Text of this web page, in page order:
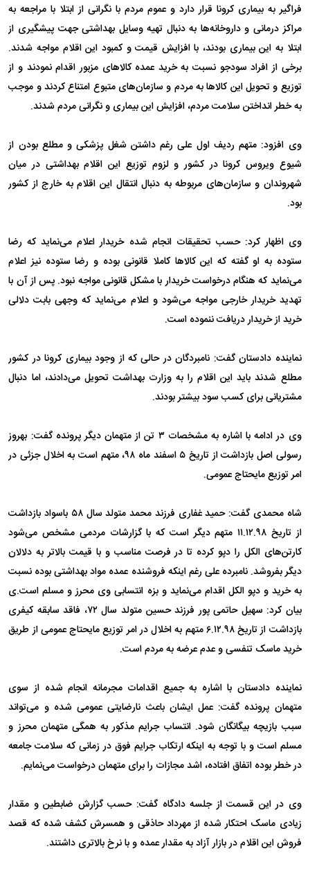
فراگیر به بیماری کرونا قرار دارد و عموم مردم با نگرانی از ابتلا با مراجعه به
مراکز درمانی و داروخانه‌ها به دنبال تهیه وسایل بهداشتی جهت پیشگیری از
ابتلا به این بیماری بودند، با افزایش قیمت و کمبود این اقلام مواجه شدند.
برخی از افراد سودجو نسبت به خرید عمده کالا‌های مزبور اقدام نمودند و از
توزیع و تحویل این کالا‌ها به مردم و سازمان‌های متبوع امتناع کردند و موجب
به خطر انداختن سلامت مردم، افزایش این بیماری و نگرانی مردم شدند.
وی افزود: متهم ردیف اول علی رغم داشتن شغل پزشکی و مطلع بودن از
شیوع ویروس کرونا در کشور و لزوم توزیع این اقلام بهداشتی در میان
شهروندان و سازمان‌های مربوطه به دنبال انتقال این اقلام به خارج از کشور
بود.
وی اظهار کرد: حسب تحقیقات انجام شده خریدار اعلام می‌نماید که رضا
ستوده به او گفته که این کالا‌ها کاملا قانونی بوده و رضا ستوده نیز اعلام
می‌نماید که هنگام درخواست خریدار با مشکل قانونی مواجه نبود. پس از آن با
تهدید خریدار خارجی مواجه می‌شود و اعلام می‌نماید که وجهی بابت دلالی
خرید از خریدار دریافت ننموده است.
نماینده دادستان گفت: نامبردگان در حالی که از وجود بیماری کرونا در کشور
مطلع شدند باید این اقلام را به وزارت بهداشت تحویل می‌دادند، اما دنبال
مشتریانی برای کسب سود بیشتر بودند.
وی در ادامه با اشاره به مشخصات ۳ تن از متهمان دیگر پرونده گفت: بهروز
رسولی اصل بازداشت از تاریخ ۵ اسفند ماه ۹۸، متهم است به اخلال جزئی در
امر توزیع مایحتاج عمومی.
شاه محمدی گفت: حمید غفاری فرزند محمد متولد سال ۵۸ باسواد بازداشت
از تاریخ ۱۱.۱۲.۹۸ متهم دیگر است که با گزارشات مردمی مشخص می‌شود
کارتن‌های الکل را دپو کرده تا در فرصت مناسب و با قیمت بالاتر به دلالان
دیگر بفروشد. نامبرده علی رغم اینکه فروشنده عمده مواد بهداشتی بوده نسبت
به خرید و دپو الکل اقدام می‌نماید و بزه انتسابی وی محرز و مسلم است.‌ی
بیان کرد: سهیل حاتمی پور فرزند حسین متولد سال ۷۲، فاقد سابقه کیفری
بازداشت از تاریخ ۶.۱۲.۹۸ متهم به اخلال در امر توزیع مایحتاج عمومی از طریق
خرید ماسک تنفسی و عدم عرضه به مردم است.
نماینده دادستان با اشاره به جمیع اقدامات مجرمانه انجام شده از سوی
متهمان پرونده گفت: عمل ایشان باعث نارضایتی عمومی شده و می‌تواند
سبب بازیچه بیگانگان شود. انتساب جرایم مذکور به همگی متهمان محرز و
مسلم است و با توجه به اینکه ارتکاب جرایم فوق در زمانی که سلامت جامعه
در خطر بوده اتفاق افتاده، اشد مجازات را برای متهمان درخواست می‌نمایم.
وی در این قسمت از جلسه دادگاه گفت: حسب گزارش ضابطین و مقدار
زیادی ماسک احتکار شده از مهرداد حاذقی و همسرش کشف شده که قصد
فروش این اقلام در بازار آزاد به مقدار عمده و با نرخ بالاتری داشتند.